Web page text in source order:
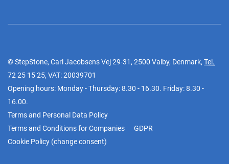
© StepStone, Carl Jacobsens Vej 29-31, 2500 Valby, Denmark, Tel.
72 25 15 25, VAT: 20039701
Opening hours: Monday - Thursday: 8.30 - 16.30. Friday: 8.30 -
16.00.
Terms and Personal Data Policy
Terms and Conditions for Companies
GDPR
Cookie Policy (change consent)